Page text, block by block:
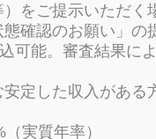
をご提示いただく
確認のお願い」
可能。審査結果に
定した収入がある
実質年率）